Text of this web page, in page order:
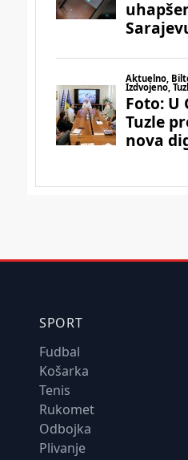
SPORT
Fudbal
Košarka
Tenis
Rukomet
Odbojka
Plivanje